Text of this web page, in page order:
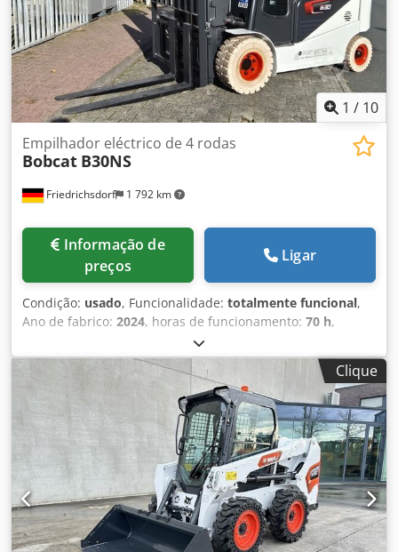
100% Tipo de pneus traseiros: Poliuretano Estado dos
pneus traseiros: 80 - 100% Tensão da bateria: 24V
Capacidade da bateria: 60Ah Tipo de bateria: Íon de lítio
Ano de fabricação da bateria: 2026 Estado da bateria: 80 -
100% Certificado CE, Bateria de íon de lítio isenta de
manutenção 24 V
1 / 10
Friedrichsdorf 1 792 km
Empilhador eléctrico de 4 rodas
Bobcat B30NS
preços
Ligar
Condição: usado, Funcionalidade: totalmente funcional,
Ano de fabrico: 2024, horas de funcionamento: 70 h,
3 000 kg, altura de elevação:
mm, elevação livre:1 475 mm, tipo de combustível:
, tipo de mastro: triplex, altura de construção:
, potência: 16 kW (21,75 cv), largura do suporte
1 116 mm , comprimento do garfo:1 200 mm,
peso em vazio:
4 850 kg , comprimento total:2 520 mm,
tipo de transmissão:
Elektro, largura de construção:1 244
mm, Empilhador elétrico de 4 rodas Centro de carga: 500
mm Largura dos garfos: 122 mm Espessura dos garfos: 45
mm Classe ISO: ISO Classe 3 = 2.500 - 4.999 kg Tipo de
mastro: Triplex Classe de velocidade: 15 Condição: Como
novo Dksdpozgybfjfx Aavsr Condição técnica: Muito boa
Clique